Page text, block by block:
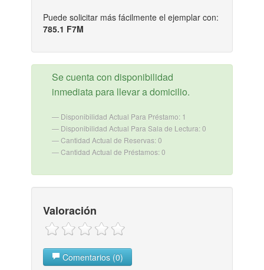
Puede solicitar más fácilmente el ejemplar con:
785.1 F7M
Se cuenta con disponibilidad
inmediata para llevar a domicilio.
Disponibilidad Actual Para Préstamo: 1
Disponibilidad Actual Para Sala de Lectura: 0
Cantidad Actual de Reservas: 0
Cantidad Actual de Préstamos: 0
Valoración
Comentarios (0)